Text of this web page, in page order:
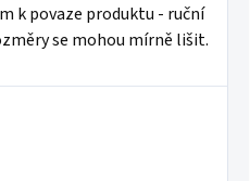
k povaze produktu - ruční
se mohou mírně lišit.